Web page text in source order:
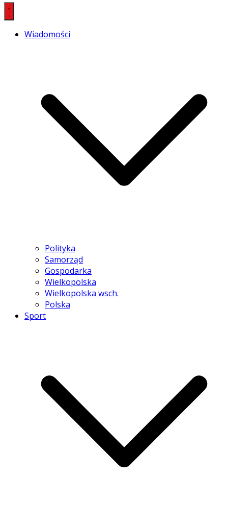
Wiadomości
Polityka
Samorząd
Gospodarka
Wielkopolska
Wielkopolska wsch.
Polska
Sport